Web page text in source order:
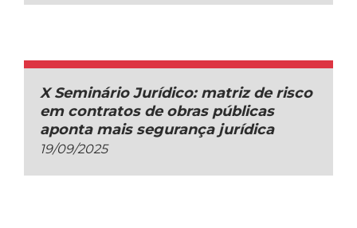
X Seminário Jurídico: matriz de risco
em contratos de obras públicas
aponta mais segurança jurídica
19/09/2025